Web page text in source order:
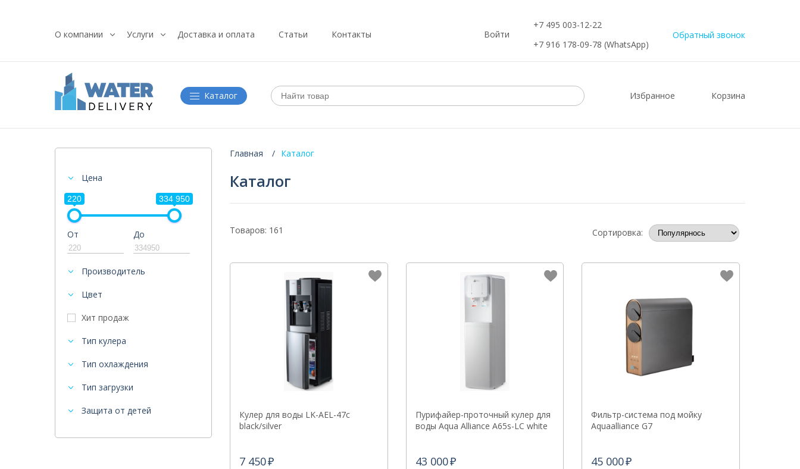
О компании Услуги Доставка и оплата Статьи Контакты Войти
+7 495 003-12-22
+7 916 178-09-78 (WhatsApp)
Обратный звонок
Каталог Избранное Корзина
Цена
220 334 950
От До
Производитель
Цвет
Хит продаж
Тип кулера
Тип охлаждения
Тип загрузки
Защита от детей
Главная Каталог
Каталог
Товаров: 161 Сортировка:
Кулер для воды LK-AEL-47c
black/silver
7 450
Пурифайер-проточный кулер для
воды Aqua Alliance A65s-LC white
43 000
Фильтр-система под мойку
Aquaalliance G7
45 000